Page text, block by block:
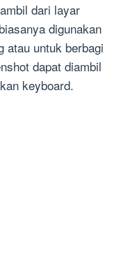
dari layar
digunakan
atau untuk berbagi
dapat diambil
keyboard.